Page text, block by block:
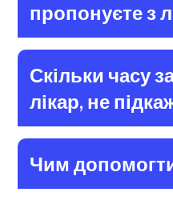
пропонуєте з
Скільки часу
лікар, не
Чим